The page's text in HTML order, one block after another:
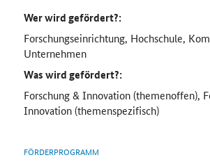
Wer wird gefördert?:
Forschungseinrichtung, Hochschule,
Unternehmen
Was wird gefördert?:
Forschung & Innovation (themenoffen),
Innovation (themenspezifisch)
FÖRDERPROGRAMM